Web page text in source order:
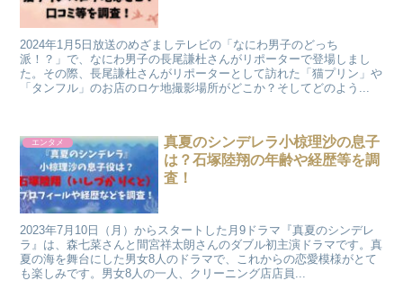
2024年1月5日放送のめざましテレビの「なにわ男子のどっち
派！？」で、なにわ男子の長尾謙杜さんがリポーターで登場しまし
た。その際、長尾謙杜さんがリポーターとして訪れた「猫プリン」や
「タンフル」のお店のロケ地撮影場所がどこか？そしてどのよう...
エンタメ
真夏のシンデレラ小椋理沙の息子
は？石塚陸翔の年齢や経歴等を調
査！
2023年7月10日（月）からスタートした月9ドラマ『真夏のシンデレ
ラ』は、森七菜さんと間宮祥太朗さんのダブル初主演ドラマです。真
夏の海を舞台にした男女8人のドラマで、これからの恋愛模様がとて
も楽しみです。男女8人の一人、クリーニング店店員...